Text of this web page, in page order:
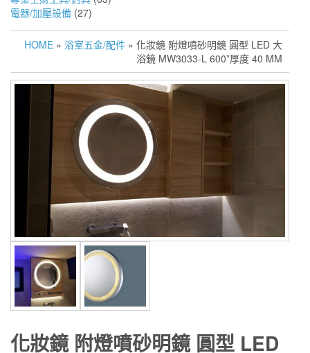
電器/加壓設備 (27)
HOME » 浴室五金/配件 » 化妝鏡 附燈噴砂明鏡 圓型 LED 大
浴鏡 MW3033-L 600*厚度 40 MM
化妝鏡 附燈噴砂明鏡 圓型 LED